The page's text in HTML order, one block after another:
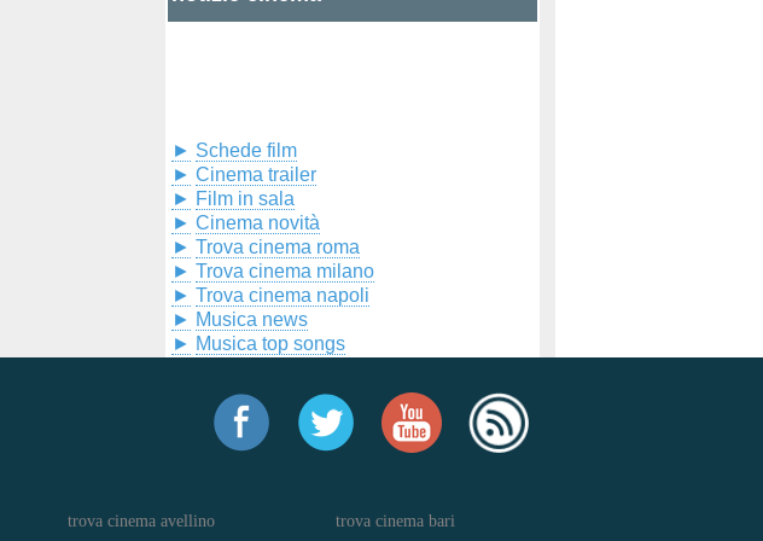
► Schede film
► Cinema trailer
► Film in sala
► Cinema novità
► Trova cinema roma
► Trova cinema milano
► Trova cinema napoli
► Musica news
► Musica top songs
trova cinema avellino trova cinema bari